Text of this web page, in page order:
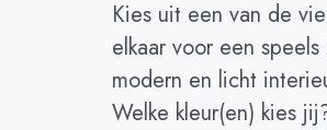
Kies uit een van de
elkaar voor een
modern en licht
Welke kleur(en) kies